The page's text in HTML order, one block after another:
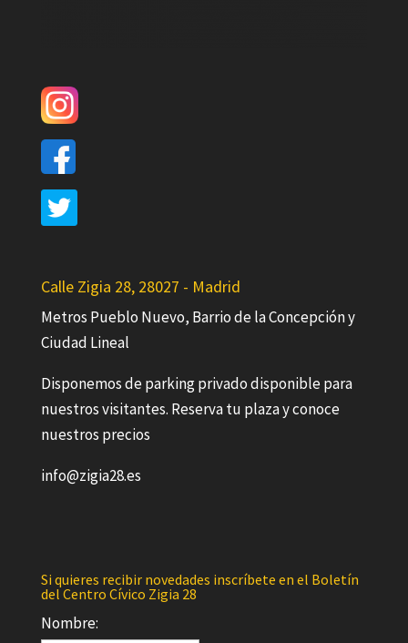
Calle Zigia 28, 28027 - Madrid
Metros Pueblo Nuevo, Barrio de la Concepción y
Ciudad Lineal
Disponemos de parking privado disponible para
nuestros visitantes. Reserva tu plaza y conoce
nuestros precios
info@zigia28.es
Si quieres recibir novedades inscríbete en el Boletín
del Centro Cívico Zigia 28
Nombre: